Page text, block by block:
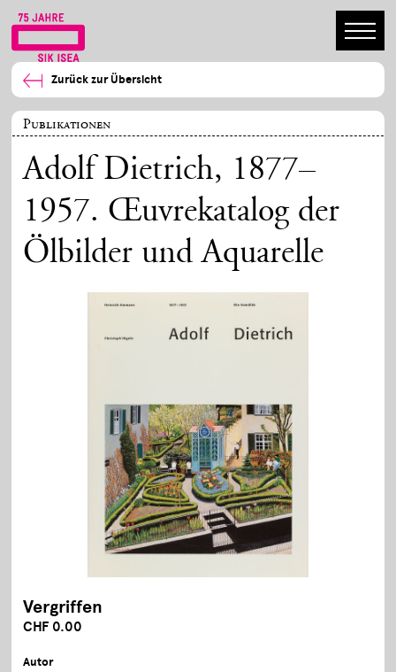
Zurück zur Übersicht
Publikationen
Adolf Dietrich, 1877–
1957. Œuvrekatalog der
Ölbilder und Aquarelle
Vergriffen
CHF 0.00
Autor